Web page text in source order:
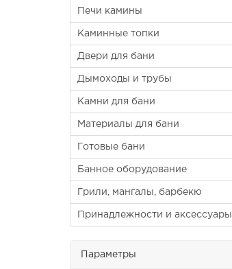
Печи камины
Каминные топки
Двери для бани
Дымоходы и трубы
Камни для бани
Материалы для бани
Готовые бани
Банное оборудование
Грили, мангалы, барбекю
Принадлежности и аксессуары
Параметры